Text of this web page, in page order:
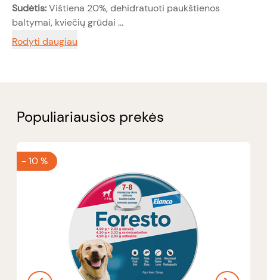
Sudėtis:Vištiena 20%, dehidratuoti paukštienos
baltymai, kviečių grūdai ...
Rodyti daugiau
Populiariausios prekės
-10 %